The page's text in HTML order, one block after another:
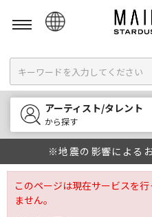
English
한국어
中文
アーティスト/タレント
から探す
※地震の影響による
このページは現在サービスを
ません。